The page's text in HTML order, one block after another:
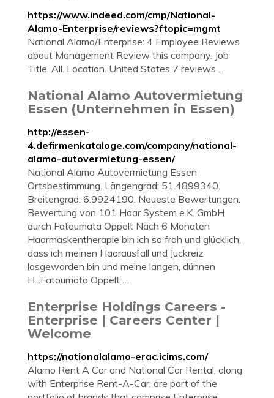
https://www.indeed.com/cmp/National-
Alamo-Enterprise/reviews?ftopic=mgmt
National Alamo/Enterprise: 4 Employee Reviews
about Management Review this company. Job
Title. All. Location. United States 7 reviews ...
National Alamo Autovermietung
Essen (Unternehmen in Essen)
http://essen-
4.defirmenkataloge.com/company/national-
alamo-autovermietung-essen/
National Alamo Autovermietung Essen
Ortsbestimmung. Längengrad: 51.4899340.
Breitengrad: 6.9924190. Neueste Bewertungen.
Bewertung von 101 Haar System e.K. GmbH
durch Fatoumata Oppelt Nach 6 Monaten
Haarmaskentherapie bin ich so froh und glücklich,
dass ich meinen Haarausfall und Juckreiz
losgeworden bin und meine langen, dünnen
H...Fatoumata Oppelt …
Enterprise Holdings Careers -
Enterprise | Careers Center |
Welcome
https://nationalalamo-erac.icims.com/
Alamo Rent A Car and National Car Rental, along
with Enterprise Rent-A-Car, are part of the